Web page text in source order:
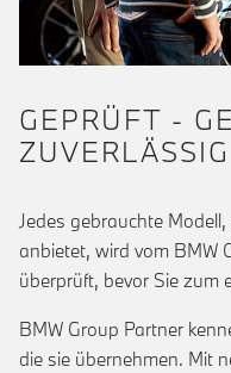
GEPRÜFT -
ZUVERLÄSSIG
Jedes gebrauchte
anbietet, wird vom BMW
überprüft, bevor Sie zum
BMW Group Partner
die sie übernehmen. Mit